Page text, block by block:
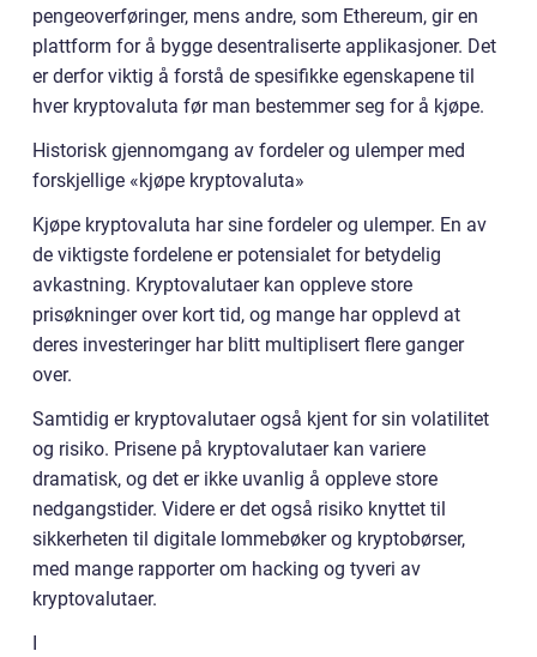
pengeoverføringer, mens andre, som Ethereum, gir en
plattform for å bygge desentraliserte applikasjoner. Det
er derfor viktig å forstå de spesifikke egenskapene til
hver kryptovaluta før man bestemmer seg for å kjøpe.
Historisk gjennomgang av fordeler og ulemper med
forskjellige «kjøpe kryptovaluta»
Kjøpe kryptovaluta har sine fordeler og ulemper. En av
de viktigste fordelene er potensialet for betydelig
avkastning. Kryptovalutaer kan oppleve store
prisøkninger over kort tid, og mange har opplevd at
deres investeringer har blitt multiplisert flere ganger
over.
Samtidig er kryptovalutaer også kjent for sin volatilitet
og risiko. Prisene på kryptovalutaer kan variere
dramatisk, og det er ikke uvanlig å oppleve store
nedgangstider. Videre er det også risiko knyttet til
sikkerheten til digitale lommebøker og kryptobørser,
med mange rapporter om hacking og tyveri av
kryptovalutaer.